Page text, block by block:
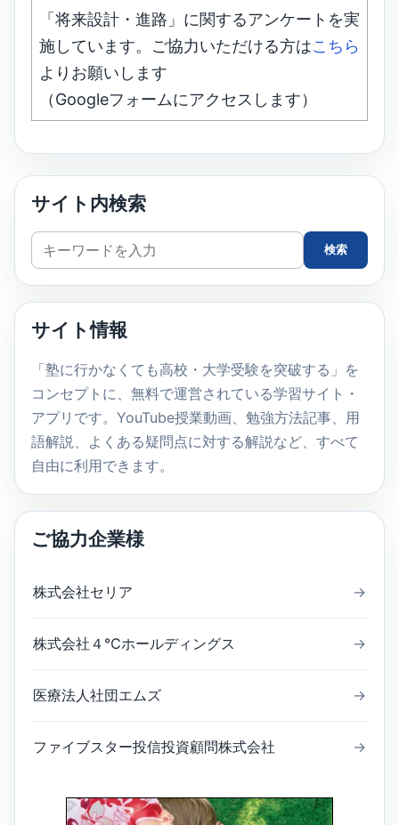
「将来設計・進路」に関するアンケートを実
施しています。ご協力いただける方はこちら
よりお願いします
（Googleフォームにアクセスします）
サイト内検索
サ
イ
ト
検
索
検索
サイト情報
「塾に行かなくても高校・大学受験を突破する」を
コンセプトに、無料で運営されている学習サイト・
アプリです。YouTube授業動画、勉強方法記事、用
語解説、よくある疑問点に対する解説など、すべて
自由に利用できます。
ご協力企業様
株式会社セリア →
株式会社４℃ホールディングス →
医療法人社団エムズ →
ファイブスター投信投資顧問株式会社 →